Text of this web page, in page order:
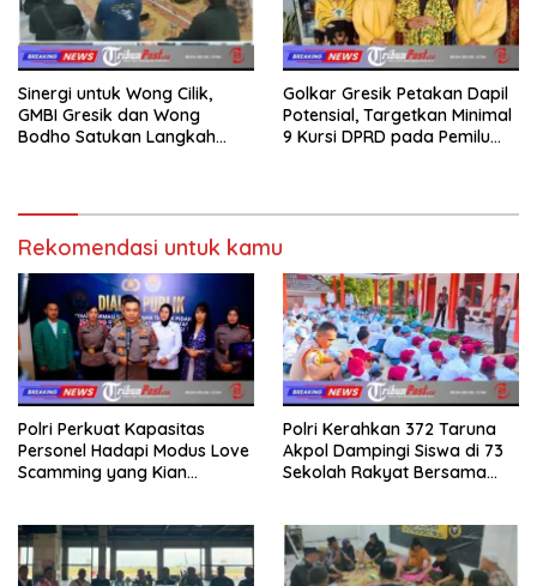
Sinergi untuk Wong Cilik,
GMBI Gresik dan Wong
Bodho Satukan Langkah
Golkar Gresik Petakan Dapil
Potensial, Targetkan Minimal
9 Kursi DPRD pada Pemilu
Rekomendasi untuk kamu
Polri Perkuat Kapasitas
Personel Hadapi Modus Love
Scamming yang Kian
Polri Kerahkan 372 Taruna
Akpol Dampingi Siswa di 73
Sekolah Rakyat Bersama